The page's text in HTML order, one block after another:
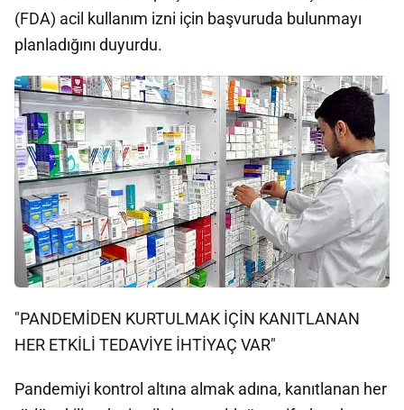
(FDA) acil kullanım izni için başvuruda bulunmayı
planladığını duyurdu.
"PANDEMİDEN KURTULMAK İÇİN KANITLANAN
HER ETKİLİ TEDAVİYE İHTİYAÇ VAR"
Pandemiyi kontrol altına almak adına, kanıtlanan her